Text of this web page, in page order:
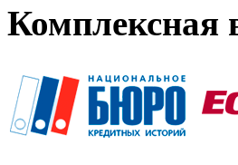
Комплексная